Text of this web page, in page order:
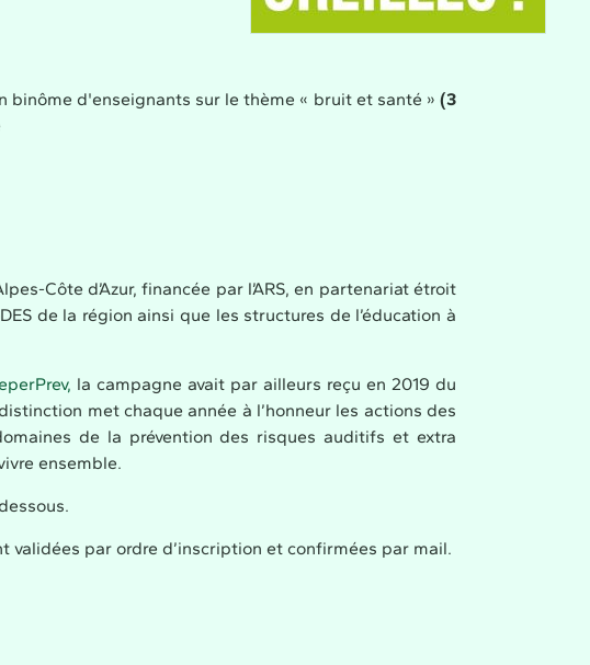
binôme d'enseignants sur le thème « bruit et santé » (3
Côte d’Azur, financée par l’ARS, en partenariat étroit
de la région ainsi que les structures de l’éducation à
la campagne avait par ailleurs reçu en 2019 du
met chaque année à l’honneur les actions des
de la prévention des risques auditifs et extra
ensemble.
par ordre d’inscription et confirmées par mail.